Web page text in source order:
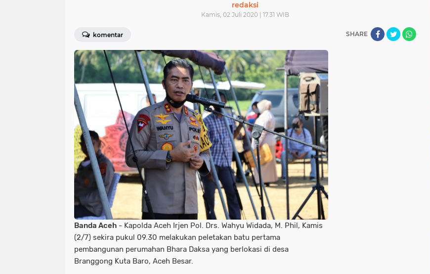
redaksi
Kamis, 02 Juli 2020 | 17.31 WIB
komentar SHARE
Banda Aceh - Kapolda Aceh Irjen Pol. Drs. Wahyu Widada, M. Phil, Kamis
(2/7) sekira pukul 09.30 melakukan peletakan batu pertama
pembangunan perumahan Bhara Daksa yang berlokasi di desa
Branggong Kuta Baro, Aceh Besar.